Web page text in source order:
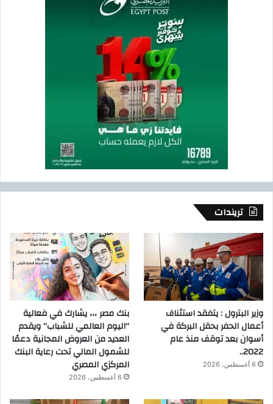
تريندات
وزير البترول : يتفقد استئناف
أعمال الحفر بحقل البركة في
أسوان بعد توقف منذ عام
2022..
6 أغسطس، 2026
بنك مصر ،،، يشارك في فعالية
“اليوم العالمي للشباب” ويقدم
العديد من العروض المجانية دعمًا
للشمول المالي تحت رعاية البنك
المركزي المصري
6 أغسطس، 2026